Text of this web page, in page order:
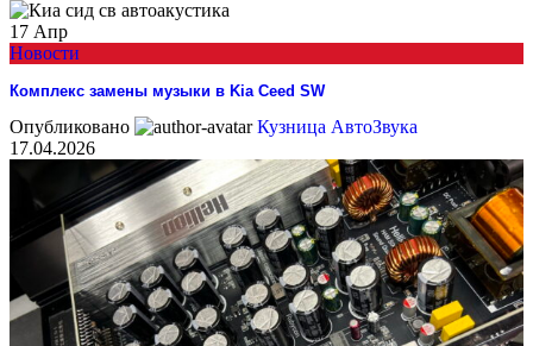
17 Апр
Новости
Комплекс замены музыки в Kia Ceed SW
Опубликовано
Кузница АвтоЗвука
17.04.2026